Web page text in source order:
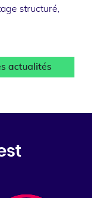
structuré,
actualités